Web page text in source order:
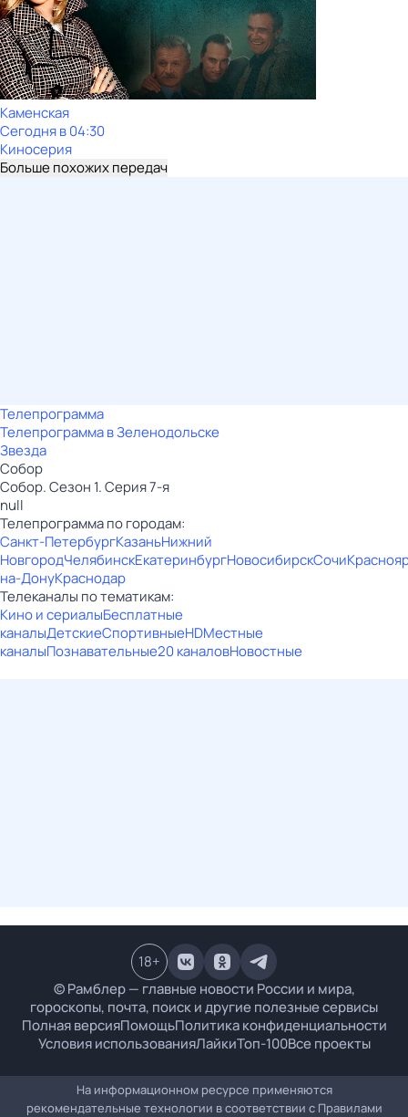
Каменская
Сегодня в 04:30
Киносерия
Больше похожих передач
Телепрограмма
Телепрограмма в Зеленодольске
Звезда
Собор
Собор. Сезон 1. Серия 7-я
null
Телепрограмма по городам:
Санкт-ПетербургКазаньНижний
НовгородЧелябинскЕкатеринбургНовосибирскСочи
на-ДонуКраснодар
Телеканалы по тематикам:
Кино и сериалыБесплатные
каналыДетскиеСпортивныеHDМестные
каналыПознавательные20 каналовНовостные
© Рамблер — главные новости России и мира,
гороскопы, почта, поиск и другие полезные сервисы
Полная версияПомощьПолитика конфиденциальности
Условия использованияЛайкиТоп-100Все проекты
18+
На информационном ресурсе применяются
рекомендательные технологии в соответствии с Правилами